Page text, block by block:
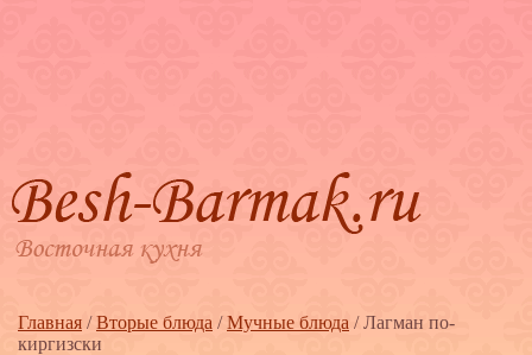
Главная /Вторые блюда /Мучные блюда /Лагман по-
киргизски